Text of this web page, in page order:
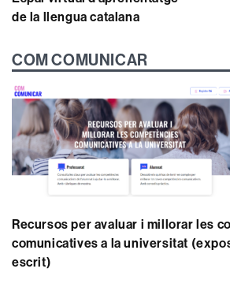
de la llengua catalana
COM COMUNICAR
Recursos per avaluar i millorar les
comunicatives a la universitat
escrit)